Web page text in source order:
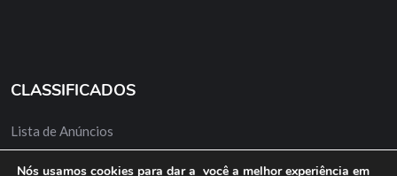
CLASSIFICADOS
Lista de Anúncios
Nós usamos cookies para dar a você a melhor experiência em